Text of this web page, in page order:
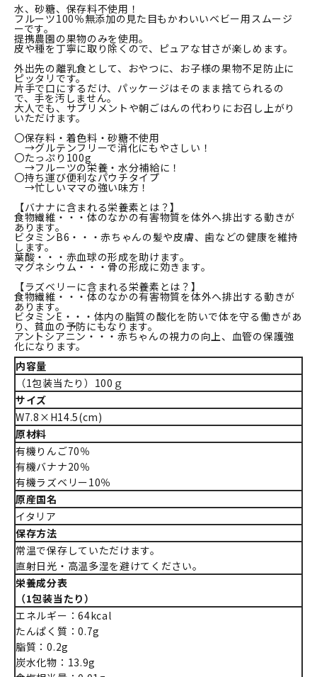
水、砂糖、保存料不使用！
フルーツ100％無添加の見た目もかわいいベビー用スムージ
ーです。
提携農園の果物のみを使用。
皮や種を丁寧に取り除くので、ピュアな甘さが楽しめます。
外出先の離乳食として、おやつに、お子様の果物不足防止に
ピッタリです。
片手で口にするだけ、パッケージはそのまま捨てられるの
で、手を汚しません。
大人でも、サプリメントや朝ごはんの代わりにお召し上がり
いただけます。
〇保存料・着色料・砂糖不使用
→グルテンフリーで消化にもやさしい！
〇たっぷり100g
→フルーツの栄養・水分補給に！
〇持ち運び便利なパウチタイプ
→忙しいママの強い味方！
【バナナに含まれる栄養素とは？】
食物繊維・・・体のなかの有害物質を体外へ排出する動きが
あります。
ビタミンB6・・・赤ちゃんの髪や皮膚、歯などの健康を維持
します。
葉酸・・・赤血球の形成を助けます。
マグネシウム・・・骨の形成に効きます。
【ラズベリーに含まれる栄養素とは？】
食物繊維・・・体のなかの有害物質を体外へ排出する動きが
あります。
ビタミンE・・・体内の脂質の酸化を防いで体を守る働きがあ
り、貧血の予防にもなります。
アントシアニン・・・赤ちゃんの視力の向上、血管の保護強
化になります。
内容量
（1包装当たり）100ｇ
サイズ
W7.8×H14.5(cm)
原材料
有機りんご70％
有機バナナ20％
有機ラズベリー10％
原産国名
イタリア
保存方法
常温で保存していただけます。
直射日光・高温多湿を避けてください。
栄養成分表
（1包装当たり）
エネルギー：64kcal
たんぱく質：0.7g
脂質：0.2g
炭水化物：13.9g